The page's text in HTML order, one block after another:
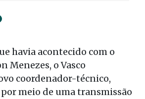
havia acontecido com o
Menezes, o Vasco
coordenador-técnico,
meio de uma transmissão